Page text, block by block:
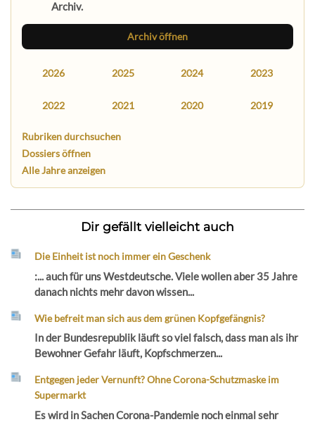
Archiv.
Archiv öffnen
2026 2025 2024 2023
2022 2021 2020 2019
Rubriken durchsuchen
Dossiers öffnen
Alle Jahre anzeigen
Dir gefällt vielleicht auch
Die Einheit ist noch immer ein Geschenk
:... auch für uns Westdeutsche. Viele wollen aber 35 Jahre
danach nichts mehr davon wissen...
Wie befreit man sich aus dem grünen Kopfgefängnis?
In der Bundesrepublik läuft so viel falsch, dass man als ihr
Bewohner Gefahr läuft, Kopfschmerzen...
Entgegen jeder Vernunft? Ohne Corona-Schutzmaske im
Supermarkt
Es wird in Sachen Corona-Pandemie noch einmal sehr